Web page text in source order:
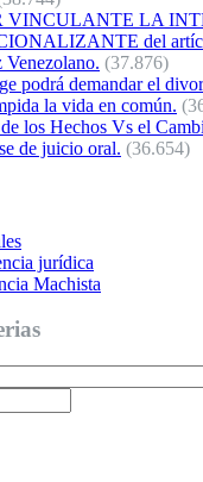
VINCULANTE LA
del
Venezolano. (37.876)
podrá demandar el
la vida en común.
los Hechos Vs el
de juicio oral. (36.654)
jurídica
Machista